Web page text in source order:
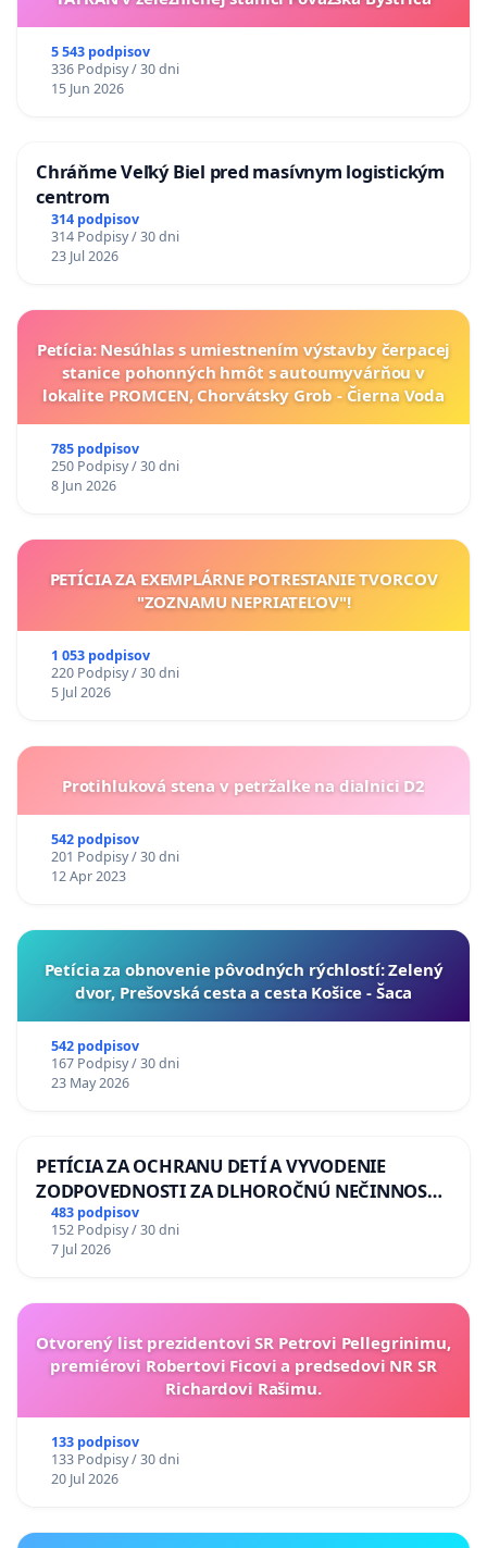
5 543 podpisov
336 Podpisy / 30 dni
15 Jun 2026
Chráňme Veľký Biel pred masívnym logistickým
centrom
314 podpisov
314 Podpisy / 30 dni
23 Jul 2026
Petícia: Nesúhlas s umiestnením výstavby čerpacej
stanice pohonných hmôt s autoumyvárňou v
lokalite PROMCEN, Chorvátsky Grob - Čierna Voda
785 podpisov
250 Podpisy / 30 dni
8 Jun 2026
PETÍCIA ZA EXEMPLÁRNE POTRESTANIE TVORCOV
"ZOZNAMU NEPRIATEĽOV"!
1 053 podpisov
220 Podpisy / 30 dni
5 Jul 2026
Protihluková stena v petržalke na dialnici D2
542 podpisov
201 Podpisy / 30 dni
12 Apr 2023
​Petícia za obnovenie pôvodných rýchlostí: Zelený
dvor, Prešovská cesta a cesta Košice - Šaca
542 podpisov
167 Podpisy / 30 dni
23 May 2026
PETÍCIA ZA OCHRANU DETÍ A VYVODENIE
ZODPOVEDNOSTI ZA DLHOROČNÚ NEČINNOSŤ
A ZLYHANIE ŠTÁTU
483 podpisov
152 Podpisy / 30 dni
7 Jul 2026
Otvorený list prezidentovi SR Petrovi Pellegrinimu,
premiérovi Robertovi Ficovi a predsedovi NR SR
Richardovi Rašimu.
133 podpisov
133 Podpisy / 30 dni
20 Jul 2026